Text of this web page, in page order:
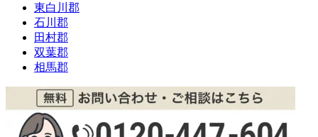
東白川郡
石川郡
田村郡
双葉郡
相馬郡